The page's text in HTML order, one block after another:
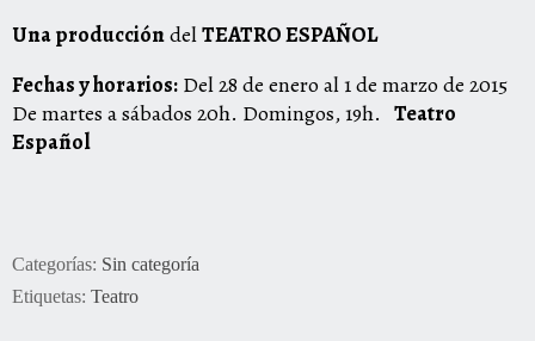
Una produccióndelTEATRO ESPAÑOL
Fechas y horarios: Del 28 de enero al 1 de marzo de 2015
De martes a sábados 20h. Domingos, 19h. Teatro
Español
Categorías: Sin categoría
Etiquetas: Teatro